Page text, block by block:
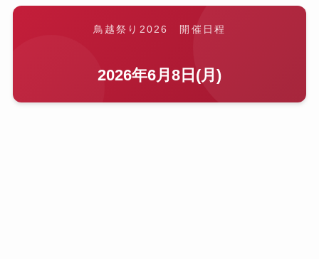
鳥越祭り2026 開催日程
2026年6月8日(月)